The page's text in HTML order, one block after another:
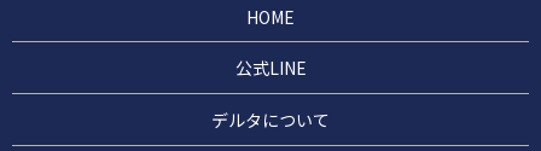
HOME
公式LINE
デルタについて